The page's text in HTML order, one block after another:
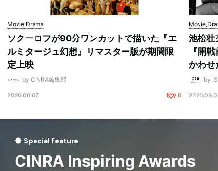
Movie,Drama
ソクーロフが90分ワンカットで描いた『エ
ルミタージュ幻想』リマスター版が期間限
定上映
by CINRA編集部
2026.08.07 0
池松壮
『開
かわせ
by
Special Feature
CINRA Inspiring Awards